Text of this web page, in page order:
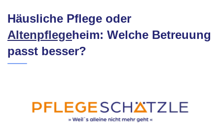
Häusliche Pflege oder
Altenpflegeheim: Welche Betreuung
passt besser?